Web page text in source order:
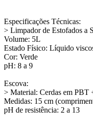
Especificações Técnicas:
> Limpador de Estofados a
Volume: 5L
Estado Físico: Líquido
Cor: Verde
pH: 8 a 9
Escova:
> Material: Cerdas em PBT
Medidas: 15 cm
pH de resistência: 2 a 13